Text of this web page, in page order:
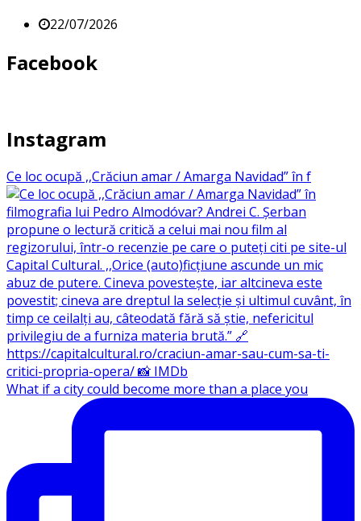
22/07/2026
Facebook
Instagram
Ce loc ocupă ,,Crăciun amar / Amarga Navidad” în f
What if a city could become more than a place you